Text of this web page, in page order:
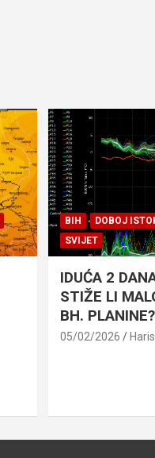
BIH DOBOJ
SVIJET
IDUĆA 2
STIŽE LI
BH. PLANINE?
05/02/2026